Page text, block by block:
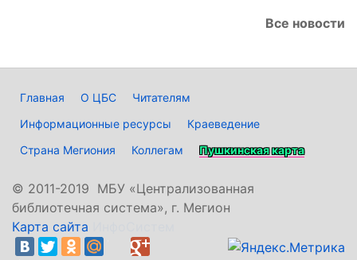
Все новости
Главная О ЦБС
Читателям
Информационные ресурсы
Краеведение
Страна Мегиония
Коллегам Пушкинская карта
© 2011-2019 МБУ «Централизованная
библиотечная система», г. Мегион
Карта сайта